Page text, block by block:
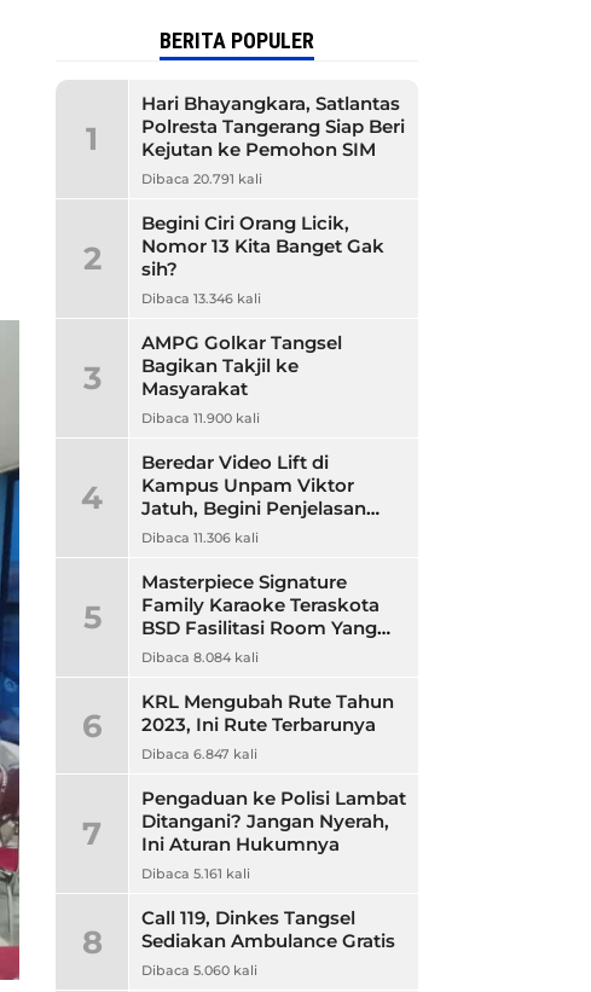
BERITA POPULER
1
Hari Bhayangkara, Satlantas
Polresta Tangerang Siap Beri
Kejutan ke Pemohon SIM
Dibaca 20.791 kali
2
Begini Ciri Orang Licik,
Nomor 13 Kita Banget Gak
sih?
Dibaca 13.346 kali
3
AMPG Golkar Tangsel
Bagikan Takjil ke
Masyarakat
Dibaca 11.900 kali
4
Beredar Video Lift di
Kampus Unpam Viktor
Jatuh, Begini Penjelasan
Rektor Unpam
Dibaca 11.306 kali
5
Masterpiece Signature
Family Karaoke Teraskota
BSD Fasilitasi Room Yang
Nyaman dan Harga
Dibaca 8.084 kali
6
KRL Mengubah Rute Tahun
2023, Ini Rute Terbarunya
Dibaca 6.847 kali
7
Pengaduan ke Polisi Lambat
Ditangani? Jangan Nyerah,
Ini Aturan Hukumnya
Dibaca 5.161 kali
8
Call 119, Dinkes Tangsel
Sediakan Ambulance Gratis
Dibaca 5.060 kali